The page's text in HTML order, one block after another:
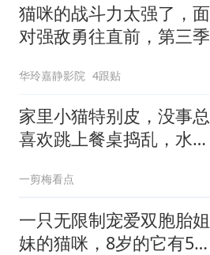
猫咪的战斗力太强了，面
对强敌勇往直前，第三季
华玲嘉静影院 4跟贴
家里小猫特别皮，没事总
喜欢跳上餐桌捣乱，水壶
一剪梅看点
一只无限制宠爱双胞胎姐
妹的猫咪，8岁的它有5年